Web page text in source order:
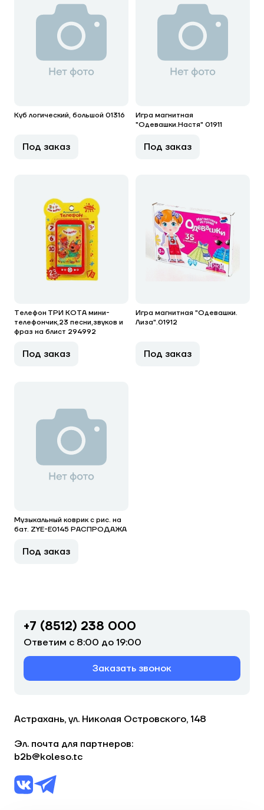
Куб логический, большой 01316
Под заказ
Игра магнитная
"Одевашки.Настя" 01911
Под заказ
Телефон ТРИ КОТА мини-
телефончик,23 песни,звуков и
фраз на блист 294992
Под заказ
Игра магнитная "Одевашки.
Лиза".01912
Под заказ
Музыкальный коврик с рис. на
бат. ZYE-E0145 РАСПРОДАЖА
Под заказ
+7 (8512) 238 000
Ответим с 8:00 до 19:00
Заказать звонок
Астрахань, ул. Николая Островского, 148
Эл. почта для партнеров:
b2b@koleso.tc